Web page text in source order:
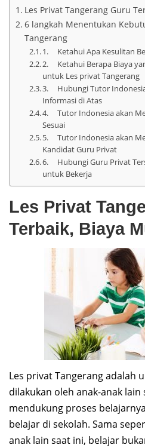
Les Privat Tangerang Guru
6 langkah Menentukan
Tangerang
1. Ketahui Apa Kesulitan
2. Ketahui Berapa Biaya
untuk Les privat Tangerang
3. Hubungi Tutor
Informasi di Atas
4. Tutor Indonesia akan
Sesuai
5. Tutor Indonesia akan
Kandidat Guru Privat
6. Hubungi Guru Privat
untuk Bekerja
Les Privat
Terbaik, Biaya
Les privat Tangerang adalah
dilakukan oleh anak-anak
mendukung proses
belajar di sekolah. Sama
anak lain saat ini, belajar